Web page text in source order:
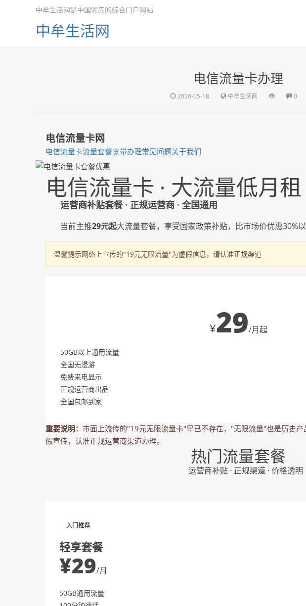
中牟生活网是中国领先的综合门户网站
中牟生活网
电信流量卡办理
2026-05-18 中牟生活网 0
电信流量卡网
电信流量卡流量套餐宽带办理常见问题关于我们
电信流量卡 · 大流量低月租
运营商补贴套餐 · 正规运营商 · 全国通用
当前主推29元起大流量套餐，享受国家政策补贴，比市场价优惠30%
温馨提示网络上宣传的"19元无限流量"为虚假信息，请认准正规渠道
¥29/月起
50GB以上通用流量
全国无漫游
免费来电显示
正规运营商出品
全国包邮到家
重要说明： 市面上流传的"19元无限流量卡"早已不存在，"无限流量"也是历史
假宣传，认准正规运营商渠道办理。
热门流量套餐
运营商补贴 · 正规渠道 · 价格透明
入门推荐
轻享套餐
¥29/月
50GB通用流量